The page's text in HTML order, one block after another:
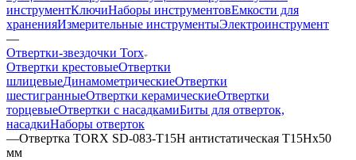
инструментКлючиНаборы инструментовЕмкости для
храненияИзмерительные инструментыЭлектроинструмент
—
Отвертки-звездочки Torx
Отвертки крестовыеОтвертки
шлицевыеДинамометрическиеОтвертки
шестигранныеОтвертки керамическиеОтвертки
торцевыеОтвертки с насадкамиБиты для отверток,
насадкиНаборы отверток
—Отвертка TORX SD-083-T15H антистатическая T15Hx50
мм